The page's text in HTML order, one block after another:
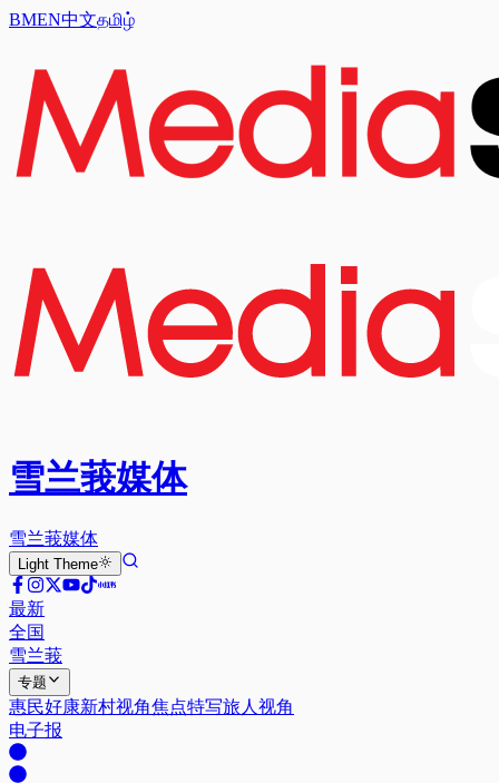
BMEN中文தமிழ்
雪兰莪媒体
雪兰莪媒体
Light Theme
最新
全国
雪兰莪
专题
惠民好康新村视角焦点特写旅人视角
电子报